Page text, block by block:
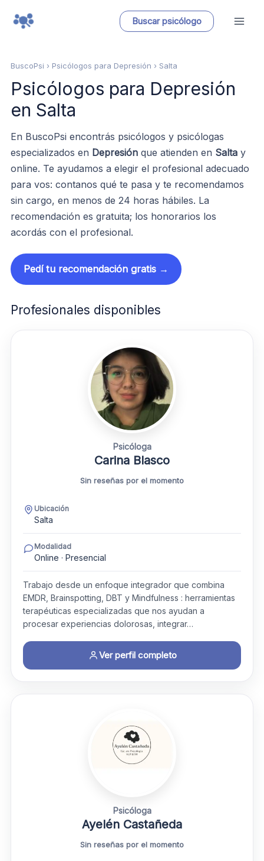
Buscar psicólogo
BuscoPsi › Psicólogos para Depresión › Salta
Psicólogos para Depresión
en Salta
En BuscoPsi encontrás psicólogos y psicólogas
especializados en Depresión que atienden en Salta y
online. Te ayudamos a elegir el profesional adecuado
para vos: contanos qué te pasa y te recomendamos
sin cargo, en menos de 24 horas hábiles. La
recomendación es gratuita; los honorarios los
acordás con el profesional.
Pedí tu recomendación gratis →
Profesionales disponibles
Psicóloga
Carina Blasco
Sin reseñas por el momento
Ubicación
Salta
Modalidad
Online · Presencial
Trabajo desde un enfoque integrador que combina
EMDR, Brainspotting, DBT y Mindfulness : herramientas
terapéuticas especializadas que nos ayudan a
procesar experiencias dolorosas, integrar…
Ver perfil completo
Psicóloga
Ayelén Castañeda
Sin reseñas por el momento